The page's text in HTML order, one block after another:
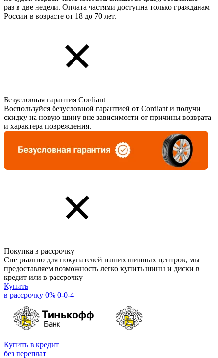
раз в две недели. Оплата частями доступна только гражданам
России в возрасте от 18 до 70 лет.
Безусловная гарантия Cordiant
Воспользуйся безусловной гарантией от Cordiant и получи
скидку на новую шину вне зависимости от причины возврата
и характера повреждения.
Покупка в рассрочку
Специально для покупателей наших шинных центров, мы
предоставляем возможность легко купить шины и диски в
кредит или в рассрочку
Купить
в рассрочку 0% 0-0-4
Купить в кредит
без переплат